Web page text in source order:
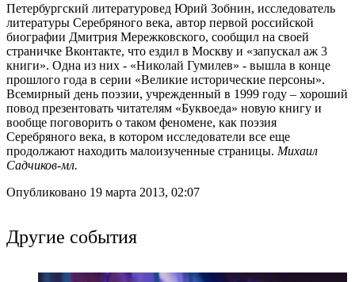
Петербургский литературовед Юрий Зобнин, исследователь
литературы Серебряного века, автор первой российской
биографии Дмитрия Мережковского, сообщил на своей
страничке Вконтакте, что ездил в Москву и «запускал аж 3
книги». Одна из них - «Николай Гумилев» - вышла в конце
прошлого года в серии «Великие исторические персоны».
Всемирный день поэзии, учрежденный в 1999 году – хороший
повод презентовать читателям «Буквоеда» новую книгу и
вообще поговорить о таком феномене, как поэзия
Серебряного века, в котором исследователи все еще
продолжают находить малоизученные страницы. Михаил
Садчиков-мл.
Опубликовано 19 марта 2013, 02:07
Другие события